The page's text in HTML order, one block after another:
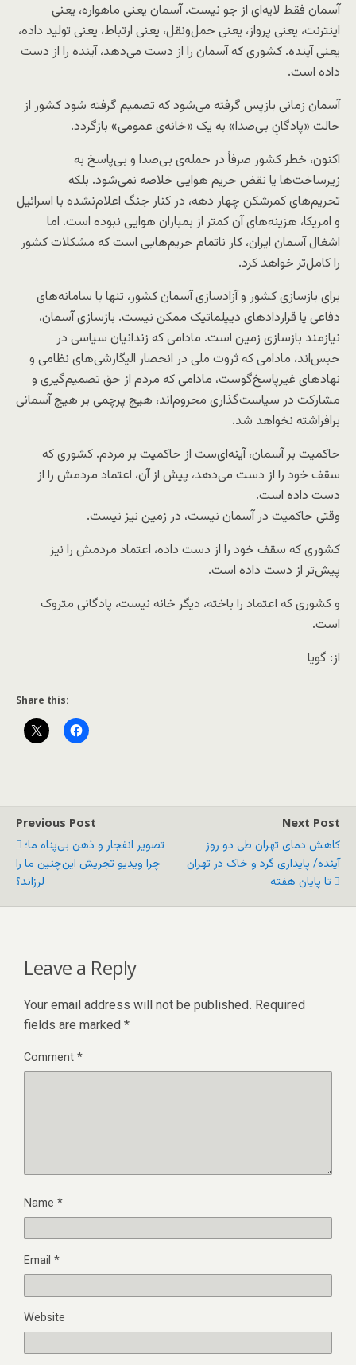
آسمان فقط لایه‌ای از جو نیست. آسمان یعنی ماهواره، یعنی
اینترنت، یعنی پرواز، یعنی حمل‌ونقل، یعنی ارتباط، یعنی تولید داده،
یعنی آینده. کشوری که آسمان را از دست می‌دهد، آینده را از دست
داده است.
آسمان زمانی بازپس گرفته می‌شود که تصمیم گرفته شود کشور از
حالت «پادگانِ بی‌صدا» به یک «خانه‌ی عمومی» بازگردد.
اکنون، خطر کشور صرفاً در حمله‌ی بی‌صدا و بی‌پاسخ به
زیرساخت‌ها یا نقض حریم هوایی خلاصه نمی‌شود. بلکه
تحریم‌های کمرشکن چهار دهه، در کنار جنگ اعلام‌نشده با اسرائیل
و امریکا، هزینه‌های آن کمتر از بمباران هوایی نبوده است. اما
اشغال آسمان ایران، کار ناتمام حریم‌هایی است که مشکلات کشور
را کامل‌تر خواهد کرد.
برای بازسازی کشور و آزادسازی آسمان کشور، تنها با سامانه‌های
دفاعی یا قراردادهای دیپلماتیک ممکن نیست. بازسازی آسمان،
نیازمند بازسازی زمین است. مادامی که زندانیان سیاسی در
حبس‌اند، مادامی که ثروت ملی در انحصار الیگارشی‌های نظامی و
نهادهای غیرپاسخ‌گوست، مادامی که مردم از حق تصمیم‌گیری و
مشارکت در سیاست‌گذاری محروم‌اند، هیچ پرچمی بر هیچ آسمانی
برافراشته نخواهد شد.
حاکمیت بر آسمان، آینه‌ای‌ست از حاکمیت بر مردم. کشوری که
سقف خود را از دست می‌دهد، پیش از آن، اعتماد مردمش را از
دست داده است.
وقتی حاکمیت در آسمان نیست، در زمین نیز نیست.
کشوری که سقف خود را از دست داده، اعتماد مردمش را نیز
پیش‌تر از دست داده است.
و کشوری که اعتماد را باخته، دیگر خانه نیست، پادگانی متروک
است.
از: گویا
Share this:
Previous Post
تصویر انفجار و ذهن بی‌پناه ما؛
چرا ویدیو تجریش این‌چنین ما را
لرزاند؟
Next Post
کاهش دمای تهران طی دو روز
آینده/ پایداری گرد و خاک در تهران
تا پایان هفته
Leave a Reply
Your email address will not be published. Required
fields are marked *
Comment*
Name *
Email *
Website